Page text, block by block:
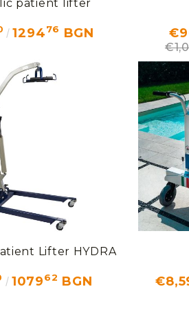
patient lifter
129476 BGN
Lifter HYDRA
107962 BGN